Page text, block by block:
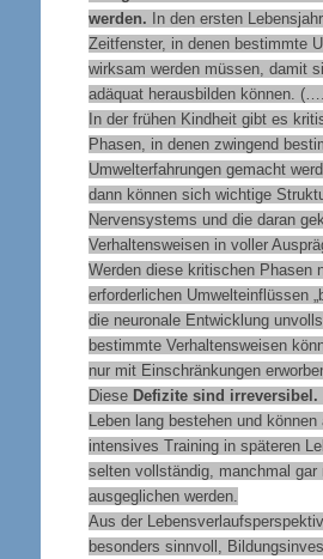
werden. In den ersten
Zeitfenster, in denen bestimmte
wirksam werden müssen, damit
adäquat herausbilden können.
In der frühen Kindheit gibt es
Phasen, in denen zwingend
Umwelterfahrungen gemacht
dann können sich wichtige
Nervensystems und die daran
Verhaltensweisen in voller
Werden diese kritischen Phasen
erforderlichen Umwelteinflüssen
die neuronale Entwicklung
bestimmte Verhaltensweisen
nur mit Einschränkungen
Diese Defizite sind irreversibel.
Leben lang bestehen und
intensives Training in späteren
selten vollständig, manchmal gar
ausgeglichen werden.
Aus der
besonders sinnvoll,